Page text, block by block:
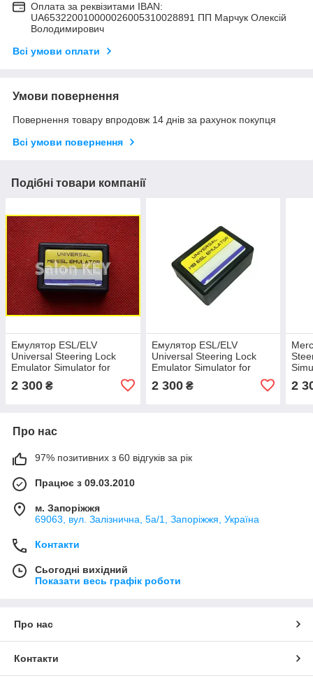
Оплата за реквізитами IBAN:
UA653220010000026005310028891 ПП Марчук Олексій
Володимирович
Всі умови оплати
Умови повернення
Повернення товару впродовж 14 днів за рахунок покупця
Всі умови повернення
Подібні товари компанії
Емулятор ESL/ELV
Universal Steering Lock
Emulator Simulator for
Crafter W169 W245 W20
2 300 ₴
Емулятор ESL/ELV
Universal Steering Lock
Emulator Simulator for
Sprinter Vito Volkswagen
Crafter W169 W245 W20
2 300₴ 2
Про нас
97% позитивних з 60 відгуків за рік
Працює з 09.03.2010
м. Запоріжжя
69063, вул. Залізнична, 5а/1, Запоріжжя, Україна
Контакти
Сьогодні вихідний
Показати весь графік роботи
Про нас
Контакти